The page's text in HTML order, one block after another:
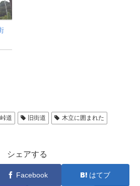
峠道 旧街道
木立に囲まれた
シェアする
Facebook はてブ